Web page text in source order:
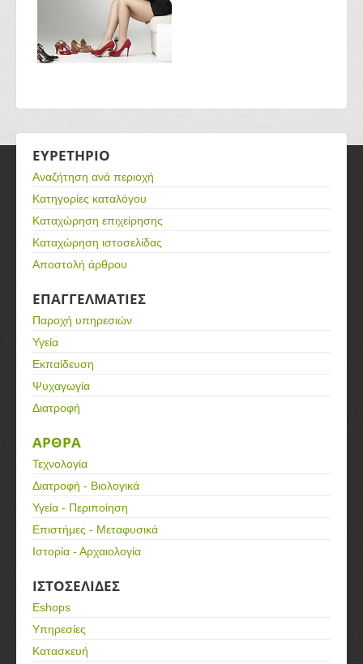
ΕΥΡΕΤΗΡΙΟ
Αναζήτηση ανά περιοχή
Κατηγορίες καταλόγου
Καταχώρηση επιχείρησης
Καταχώρηση ιστοσελίδας
Αποστολή άρθρου
ΕΠΑΓΓΕΛΜΑΤΙΕΣ
Παροχή υπηρεσιών
Υγεία
Εκπαίδευση
Ψυχαγωγία
Διατροφή
ΑΡΘΡΑ
Τεχνολογία
Διατροφή - Βιολογικά
Υγεία - Περιποίηση
Επιστήμες - Μεταφυσικά
Ιστορία - Αρχαιολογία
ΙΣΤΟΣΕΛΙΔΕΣ
Eshops
Υπηρεσίες
Κατασκευή